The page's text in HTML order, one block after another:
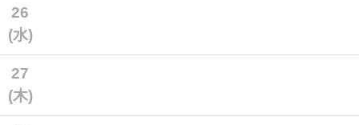
26
(水)
27
(木)